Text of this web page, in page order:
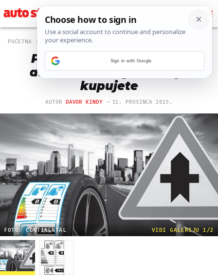
POČETNA MAGAZIN
Pazite na karakteristike
automobilske gume koju
kupujete
AUTOR DAVOR KINDY 11. PROSINCA 2015.
FOTO: CONTINENTAL VIDI GALERIJU 1/2
Sign in with Google